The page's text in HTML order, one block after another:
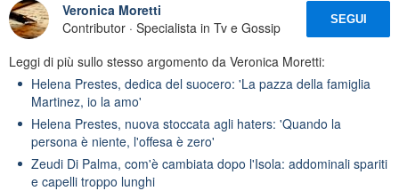
Veronica Moretti
Contributor · Specialista in Tv e Gossip
SEGUI
Leggi di più sullo stesso argomento da Veronica Moretti:
Helena Prestes, dedica del suocero: 'La pazza della famiglia
Martinez, io la amo'
Helena Prestes, nuova stoccata agli haters: 'Quando la
persona è niente, l'offesa è zero'
Zeudi Di Palma, com'è cambiata dopo l'Isola: addominali spariti
e capelli troppo lunghi